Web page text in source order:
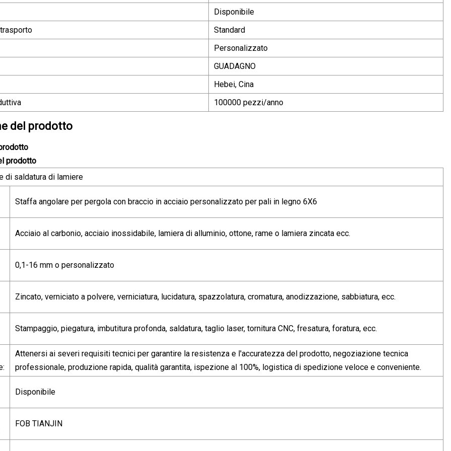
Disponibile
Standard
Personalizzato
GUADAGNO
Hebei, Cina
100000 pezzi/anno
del prodotto
prodotto
di saldatura di lamiere
Staffa angolare per pergola con braccio in acciaio personalizzato per pali in legno 6X6
Acciaio al carbonio, acciaio inossidabile, lamiera di alluminio, ottone, rame o lamiera zincata ecc.
0,1-16 mm o personalizzato
Zincato, verniciato a polvere, verniciatura, lucidatura, spazzolatura, cromatura, anodizzazione, sabbiatura, ecc.
Stampaggio, piegatura, imbutitura profonda, saldatura, taglio laser, tornitura CNC, fresatura, foratura, ecc.
Attenersi ai severi requisiti tecnici per garantire la resistenza e l'accuratezza del prodotto, negoziazione tecnica
professionale, produzione rapida, qualità garantita, ispezione al 100%, logistica di spedizione veloce e conveniente.
Disponibile
FOB TIANJIN